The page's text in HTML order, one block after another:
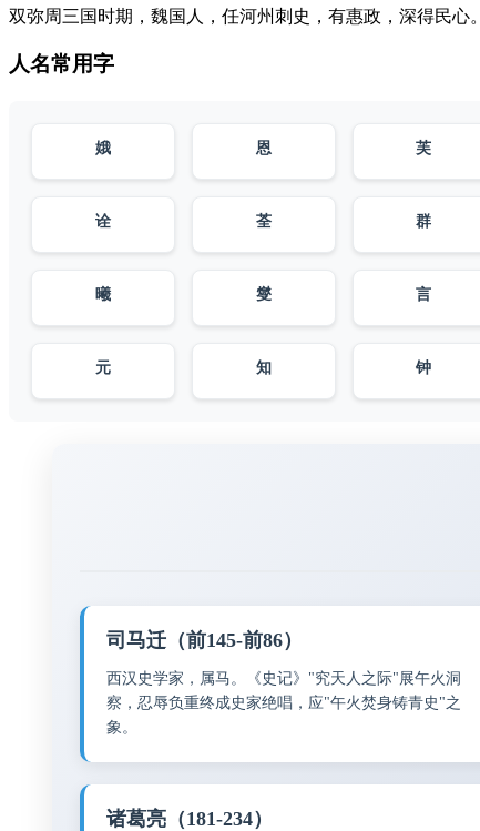
双弥周三国时期，魏国人，任河州刺史，有惠政，深得民心。
人名常用字
娥 恩 芙
诠 荃 群
曦 燮 言
元 知 钟
司马迁（前145-前86）
西汉史学家，属马。《史记》"究天人之际"展午火洞
察，忍辱负重终成史家绝唱，应"午火焚身铸青史"之
象。
诸葛亮（181-234）